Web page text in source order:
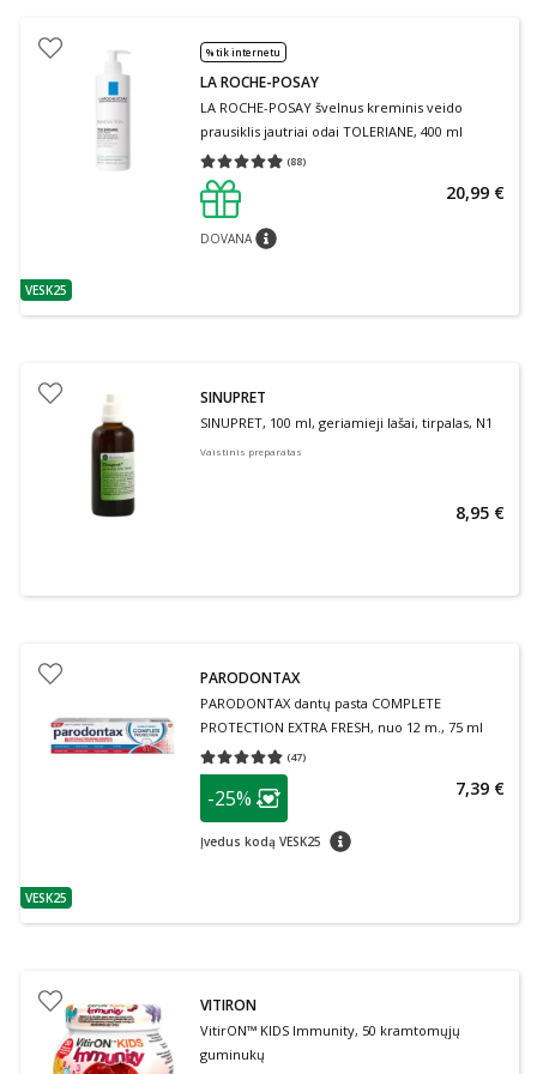
patarimas
VESK25
% tik internetu
LA ROCHE-POSAY
LA ROCHE-POSAY švelnus kreminis veido
prausiklis jautriai odai TOLERIANE, 400 ml
(88)
Vidutinis įvertinimas 4.91
DOVANApatarimas
20,99 €
SINUPRET
SINUPRET, 100 ml, geriamieji lašai, tirpalas, N1
Vaistinis preparatas
8,95 €
patarimas
VESK25
PARODONTAX
PARODONTAX dantų pasta COMPLETE
PROTECTION EXTRA FRESH, nuo 12 m., 75 ml
(47)
Vidutinis įvertinimas 4.79
patarimas
Lojalumo klubo narių nuolaida
-25%
Įvedus kodą VESK25 patarimas
7,39 €
VITIRON
VitirON™ KIDS Immunity, 50 kramtomųjų
guminukų